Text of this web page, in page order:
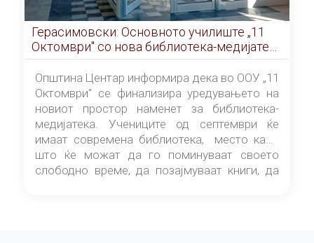
Герасимовски: Основното училиште „11
Октомври" со нова библиотека-медијатека
од септември
Општина Центар информира дека во ООУ „11
Октомври" се финализира уредувањето на
новиот простор наменет за библиотека-
медијатека. Учениците од септември ќе
имаат современа библиотека, место каде
што ќе можат да го поминуваат своето
слободно време, да позајмуваат книги, да